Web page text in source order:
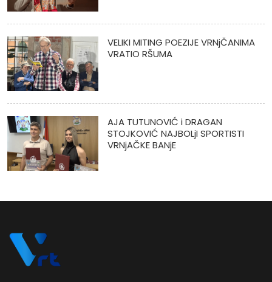
VELIKI MITING POEZIJE VRNjČANIMA
VRATIO RŠUMA
AJA TUTUNOVIĆ i DRAGAN
STOJKOVIĆ NAJBOLjI SPORTISTI
VRNjAČKE BANjE